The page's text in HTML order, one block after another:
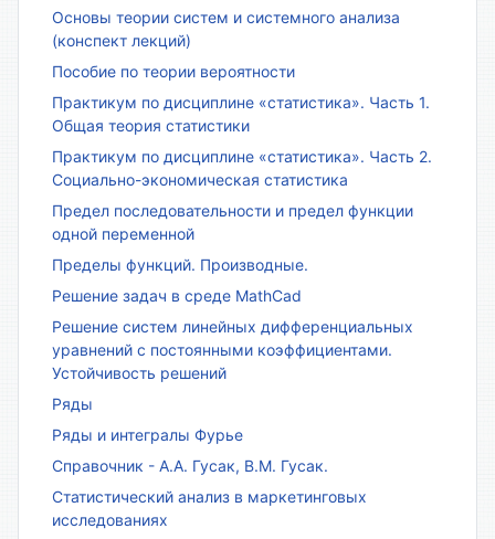
Основы теории систем и системного анализа
(конспект лекций)
Пособие по теории вероятности
Практикум по дисциплине «статистика». Часть 1.
Общая теория статистики
Практикум по дисциплине «статистика». Часть 2.
Социально-экономическая статистика
Предел последовательности и предел функции
одной переменной
Пределы функций. Производные.
Решение задач в среде MathCad
Решение систем линейных дифференциальных
уравнений с постоянными коэффициентами.
Устойчивость решений
Ряды
Ряды и интегралы Фурье
Справочник - А.А. Гусак, В.М. Гусак.
Статистический анализ в маркетинговых
исследованиях